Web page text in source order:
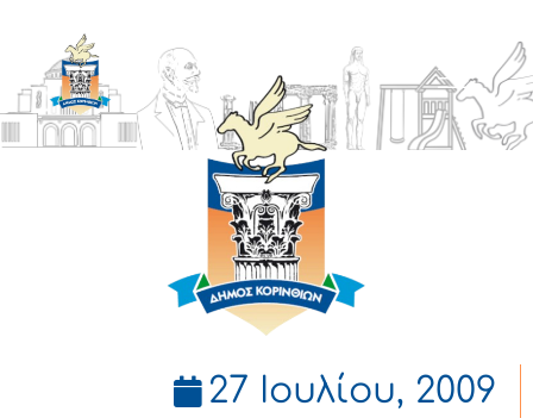
ΔΗΜΟΣ
ΚΟΡΙΝΘΙΩΝ
27 Ιουλίου, 2009